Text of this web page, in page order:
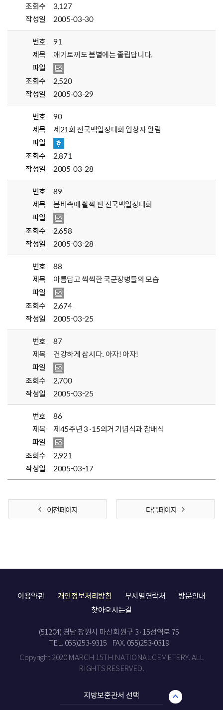
조회수
3,127
작성일
2005-03-30
번호
91
제목
애기토끼도 봄볕에는 졸립답니다.
파일
조회수
2,520
작성일
2005-03-29
번호
90
제목
제21회 전국백일장대회 입상자 알림
파일
조회수
2,871
작성일
2005-03-28
번호
89
제목
봄비속에 활짝 핀 전국백일장대회
파일
조회수
2,658
작성일
2005-03-28
번호
88
제목
아름답고 씩씩한 국군장병들의 모습
파일
조회수
2,674
작성일
2005-03-25
번호
87
제목
건강하게 삽시다. 아자! 아자!
파일
조회수
2,700
작성일
2005-03-25
번호
86
제목
제45주년 3·15의거 기념식과 참배식
파일
조회수
2,921
작성일
2005-03-17
이전 페이지 다음 페이지
이용약관 개인정보처리방침 부서별연락처
방문안내
찾아오시는길
(51204) 경남 창원시 마산회원구 3·15성역로 75
TEL. 055)253-9315
FAX. 055)253-0319
Copyright 2020 MARCH 15TH NATIONAL CEMETERY. ALL
RIGHTS RESERVED.
지방보훈관서 선택